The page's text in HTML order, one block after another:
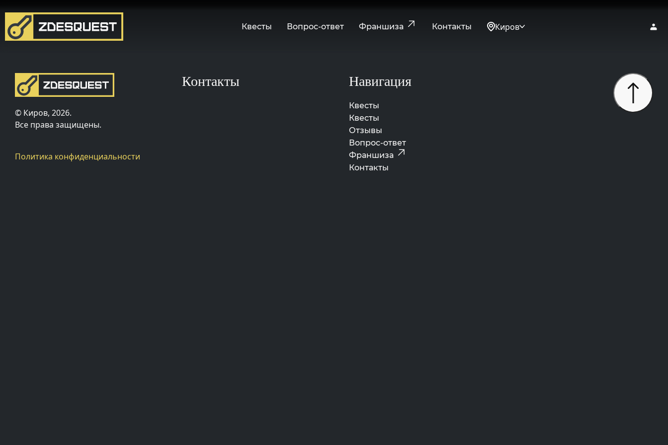
Квесты Вопрос-ответ Франшиза ↗ Контакты Киров
© Киров, 2026.
Все права защищены.
Политика конфиденциальности
Контакты Навигация
Квесты
Квесты
Отзывы
Вопрос-ответ
Франшиза ↗
Контакты